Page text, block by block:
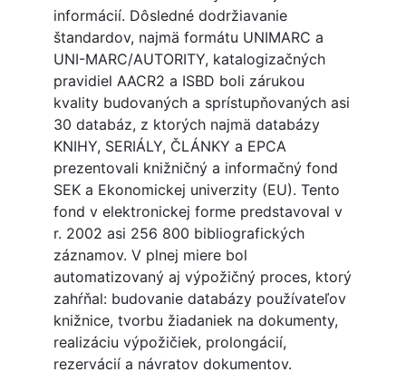
informácií. Dôsledné dodržiavanie
štandardov, najmä formátu UNIMARC a
UNI-MARC/AUTORITY, katalogizačných
pravidiel AACR2 a ISBD boli zárukou
kvality budovaných a sprístupňovaných asi
30 databáz, z ktorých najmä databázy
KNIHY, SERIÁLY, ČLÁNKY a EPCA
prezentovali knižničný a informačný fond
SEK a Ekonomickej univerzity (EU). Tento
fond v elektronickej forme predstavoval v
r. 2002 asi 256 800 bibliografických
záznamov. V plnej miere bol
automatizovaný aj výpožičný proces, ktorý
zahŕňal: budovanie databázy používateľov
knižnice, tvorbu žiadaniek na dokumenty,
realizáciu výpožičiek, prolongácií,
rezervácií a návratov dokumentov.